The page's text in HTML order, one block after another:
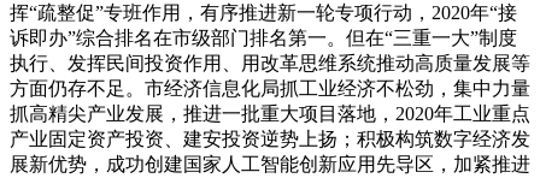
挥“疏整促”专班作用，有序推进新一轮专项行动，2020年“接
诉即办”综合排名在市级部门排名第一。但在“三重一大”制度
执行、发挥民间投资作用、用改革思维系统推动高质量发展等
方面仍存不足。市经济信息化局抓工业经济不松劲，集中力量
抓高精尖产业发展，推进一批重大项目落地，2020年工业重点
产业固定资产投资、建安投资逆势上扬；积极构筑数字经济发
展新优势，成功创建国家人工智能创新应用先导区，加紧推进